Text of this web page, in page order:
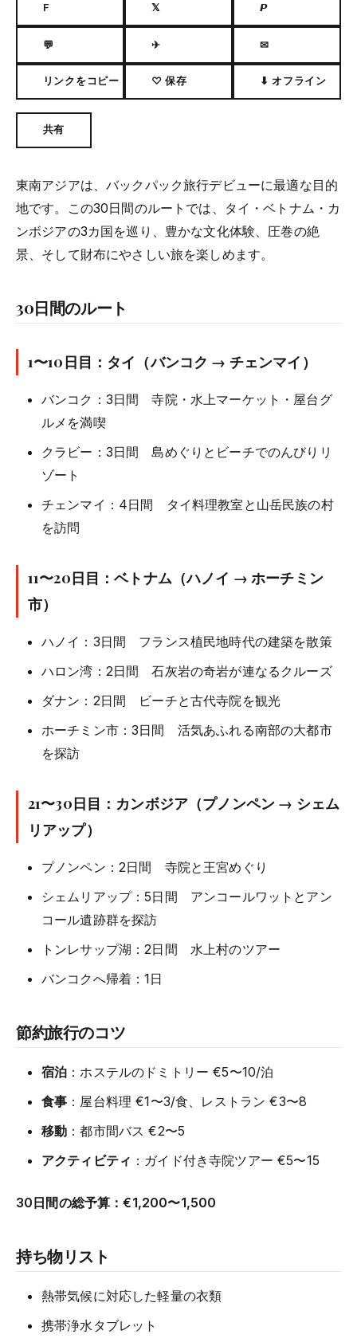
F 𝕏 𝙋
💬 ✈ ✉
リンクをコピー ♡ 保存 ⬇ オフライン
共有
東南アジアは、バックパック旅行デビューに最適な目的
地です。この30日間のルートでは、タイ・ベトナム・カ
ンボジアの3カ国を巡り、豊かな文化体験、圧巻の絶
景、そして財布にやさしい旅を楽しめます。
30日間のルート
1〜10日目：タイ（バンコク → チェンマイ）
バンコク：3日間 寺院・水上マーケット・屋台グ
ルメを満喫
クラビー：3日間 島めぐりとビーチでのんびりリ
ゾート
チェンマイ：4日間 タイ料理教室と山岳民族の村
を訪問
11〜20日目：ベトナム（ハノイ → ホーチミン
市）
ハノイ：3日間 フランス植民地時代の建築を散策
ハロン湾：2日間 石灰岩の奇岩が連なるクルーズ
ダナン：2日間 ビーチと古代寺院を観光
ホーチミン市：3日間 活気あふれる南部の大都市
を探訪
21〜30日目：カンボジア（プノンペン → シェム
リアップ）
プノンペン：2日間 寺院と王宮めぐり
シェムリアップ：5日間 アンコールワットとアン
コール遺跡群を探訪
トンレサップ湖：2日間 水上村のツアー
バンコクへ帰着：1日
節約旅行のコツ
宿泊 ：ホステルのドミトリー €5〜10/泊
食事 ：屋台料理 €1〜3/食、レストラン €3〜8
移動 ：都市間バス €2〜5
アクティビティ ：ガイド付き寺院ツアー €5〜15
30日間の総予算：€1,200〜1,500
持ち物リスト
熱帯気候に対応した軽量の衣類
携帯浄水タブレット